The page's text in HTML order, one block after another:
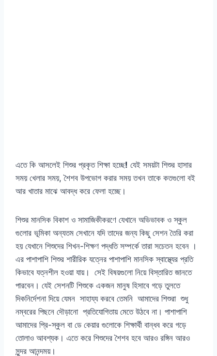
এতে কি আসলেই শিশুর প্রকৃত শিক্ষা হচ্ছে! যেই সময়টা শিশুর হাসার
সময় খেলার সময়, শৈশব উপভোগ করার সময় তখন তাকে কতগুলো বই
আর খাতার মাঝে আবদ্ধ করে ফেলা হচ্ছে।
শিশুর মানসিক বিকাশ ও সামাজিকীকরণে যেখানে অভিভাবক ও স্কুল
গুলোর ভূমিকা অন্যতম সেখানে যদি তাদের জন্য কিছু সেশন তৈরি করা
হয় যেখানে শিশুদের শিখন-শিক্ষণ পদ্ধতি সম্পর্কে তারা সচেতন হবেন ।
এর পাশাপাশি শিশুর শারীরিক যত্নের পাশাপাশি মানসিক স্বাস্থ্যের প্রতি
কিভাবে যত্নশীল হওয়া যায়। সেই বিষয়গুলো নিয়ে বিস্তারিত জানতে
পারবেন। যেই সেশনটি শিশুকে একজন মানুষ হিসাবে গড়ে তুলতে
দিকনির্দেশনা দিয়ে যেমন সাহায্য করবে তেমনি আমাদের শিশুরা শুধু
নম্বরের পিছনে দৌড়ানো প্রতিযোগিতায় মেতে উঠবে না। পাশাপাশি
আমাদের প্রি-স্কুল বা ডে কেয়ার গুলোকে শিক্ষার্থী বান্ধব করে গড়ে
তোলাও আবশ্যক। এতে করে শিশুদের শৈশব হবে আরও রঙ্গিন আরও
সুন্দর আনন্দময়।